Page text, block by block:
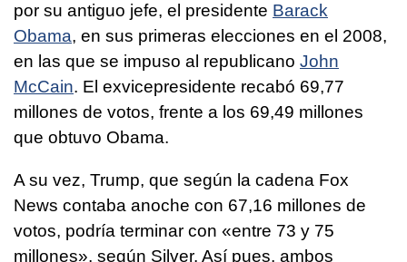
por su antiguo jefe, el presidente Barack
Obama, en sus primeras elecciones en el 2008,
en las que se impuso al republicano John
McCain. El exvicepresidente recabó 69,77
millones de votos, frente a los 69,49 millones
que obtuvo Obama.
A su vez, Trump, que según la cadena Fox
News contaba anoche con 67,16 millones de
votos, podría terminar con «entre 73 y 75
millones», según Silver. Así pues, ambos